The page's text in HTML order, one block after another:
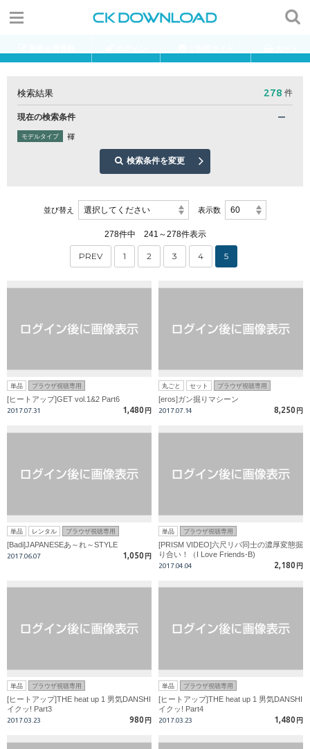
検索結果 278 件
現在の検索条件
モデルタイプ 褌
検索条件を変更
並び替え 選択してください 表示数 60
278件中 241～278件表示
PREV 1 2 3 4 5
単品 ブラウザ視聴専用
[ヒートアップ]GET vol.1&2 Part6
2017.07.31 1,480 円
丸ごと セット ブラウザ視聴専用
[eros]ガン掘りマシーン
2017.07.14 8,250 円
単品 レンタル ブラウザ視聴専用
[Badi]JAPANESEあ～れ～STYLE
2017.06.07 1,050 円
単品 ブラウザ視聴専用
[PRISM VIDEO]六尺リバ同士の濃厚変態掘
り合い！（I Love Friends-B)
2017.04.04 2,180 円
単品 ブラウザ視聴専用
[ヒートアップ]THE heat up 1 男気DANSHI
イクッ! Part3
2017.03.23 980 円
単品 ブラウザ視聴専用
[ヒートアップ]THE heat up 1 男気DANSHI
イクッ! Part4
2017.03.23 1,480 円